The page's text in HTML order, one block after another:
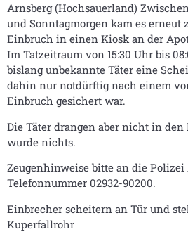
Arnsberg (Hochsauerland)
und Sonntagmorgen kam es erneut
Einbruch in einen Kiosk an der
Im Tatzeitraum von 15:30 Uhr bis
bislang unbekannte Täter eine
dahin nur notdürftig nach einem
Einbruch gesichert war.
Die Täter drangen aber nicht in
wurde nichts.
Zeugenhinweise bitte an die
Telefonnummer 02932-90200.
Einbrecher scheitern an Tür und
Kuperfallrohr